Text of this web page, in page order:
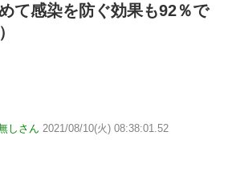
て感染を防ぐ効果も92％で
しさん 2021/08/10(火) 08:38:01.52